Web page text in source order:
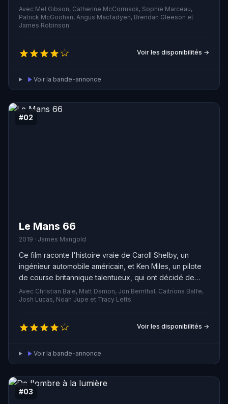
possession de plusieurs châteaux. Malheureusement,
les nobles écossais ne soutiennent pas la cause de leur
héros et le trahissent à deux reprises…
Avec Mel Gibson, Catherine McCormack, Sophie Marceau,
Patrick McGoohan, Angus Macfadyen, Brendan Gleeson et
James Robinson
Voir les disponibilités →
Voir la bande-annonce
#02
Le Mans 66
2019 · James Mangold
Ce film raconte l'histoire vraie de Caroll Shelby, un
ingénieur automobile américain, et Ken Miles, un pilote
de course britannique talentueux, qui ont décidé de
travailler ensemble pour construire une voiture de
course révolutionnaire pour Ford Motor Company.
Malgré les défis et les obstacles, ils ont travaillé sans
relâche pour créer un bolide capable de vaincre la
célèbre écurie d'Enzo Ferrari lors des 24 heures du
Mans en 1966. Leur détermination et leur passion les ont
aidés à surmonter les difficultés, mais ils ont également
dû affronter leurs propres démons pour accomplir leur
mission.
Avec Christian Bale, Matt Damon, Jon Bernthal, Caitríona Balfe,
Josh Lucas, Noah Jupe et Tracy Letts
Voir les disponibilités →
Voir la bande-annonce
#03